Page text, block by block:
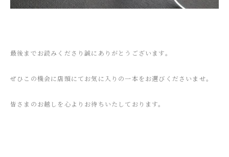
最後までお読みくださり誠にありがとうございます。
ぜひこの機会に店頭にてお気に入りの一本をお選びくださいませ。
皆さまのお越しを心よりお待ちいたしております。